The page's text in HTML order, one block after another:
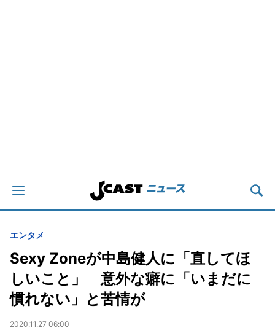
エンタメ
Sexy Zoneが中島健人に「直してほ
しいこと」 意外な癖に「いまだに
慣れない」と苦情が
2020.11.27 06:00